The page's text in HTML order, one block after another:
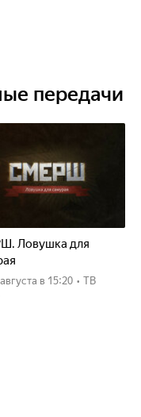
передачи
Ловушка для
августа в 15:20 • ТВ